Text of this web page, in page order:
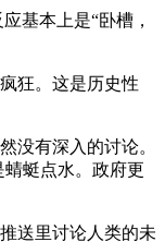
基本上是“卧槽，
狂。这是历史性
没有深入的讨论。
蜓点水。政府更
送里讨论人类的未